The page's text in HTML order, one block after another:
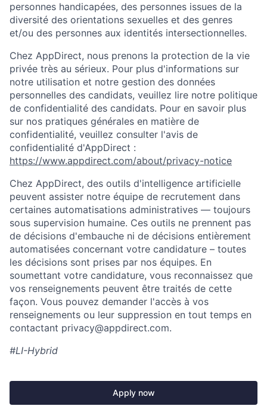
personnes handicapées, des personnes issues de la
diversité des orientations sexuelles et des genres
et/ou des personnes aux identités intersectionnelles.
Chez AppDirect, nous prenons la protection de la vie
privée très au sérieux. Pour plus d'informations sur
notre utilisation et notre gestion des données
personnelles des candidats, veuillez lire notre politique
de confidentialité des candidats. Pour en savoir plus
sur nos pratiques générales en matière de
confidentialité, veuillez consulter l'avis de
confidentialité d'AppDirect :
https://www.appdirect.com/about/privacy-notice
Chez AppDirect, des outils d'intelligence artificielle
peuvent assister notre équipe de recrutement dans
certaines automatisations administratives — toujours
sous supervision humaine. Ces outils ne prennent pas
de décisions d'embauche ni de décisions entièrement
automatisées concernant votre candidature – toutes
les décisions sont prises par nos équipes. En
soumettant votre candidature, vous reconnaissez que
vos renseignements peuvent être traités de cette
façon. Vous pouvez demander l'accès à vos
renseignements ou leur suppression en tout temps en
contactant privacy@appdirect.com.
#LI-Hybrid
Apply now